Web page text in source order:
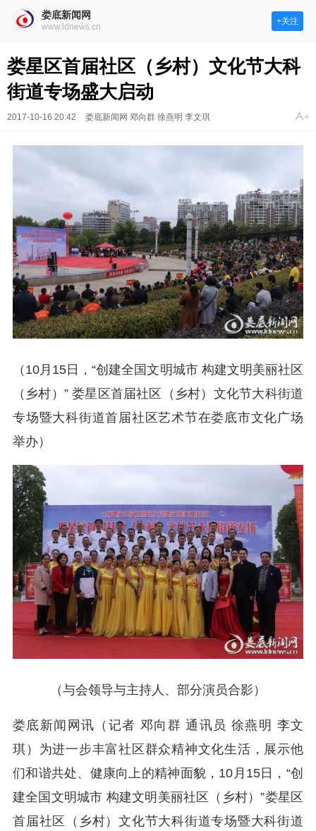
娄底新闻网
www.ldnews.cn
+关注
娄星区首届社区（乡村）文化节大科
街道专场盛大启动
2017-10-16 20:42 娄底新闻网 邓向群 徐燕明 李文琪
（10月15日，“创建全国文明城市 构建文明美丽社区
（乡村）” 娄星区首届社区（乡村）文化节大科街道
专场暨大科街道首届社区艺术节在娄底市文化广场
举办）
（与会领导与主持人、部分演员合影）
娄底新闻网讯（记者 邓向群 通讯员 徐燕明 李文
琪）为进一步丰富社区群众精神文化生活，展示他
们和谐共处、健康向上的精神面貌，10月15日，“创
建全国文明城市 构建文明美丽社区（乡村）”娄星区
首届社区（乡村）文化节大科街道专场暨大科街道